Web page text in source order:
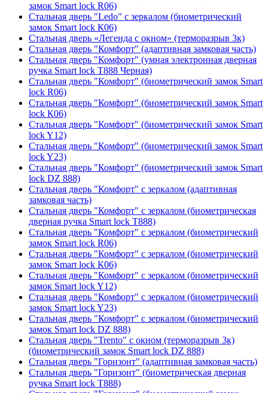
замок Smart lock R06)
Стальная дверь "Ledo" с зеркалом (биометрический
замок Smart lock К06)
Стальная дверь «Легенда с окном» (терморазрыв 3к)
Стальная дверь "Комфорт" (адаптивная замковая часть)
Стальная дверь "Комфорт" (умная электронная дверная
ручка Smart lock T888 Черная)
Стальная дверь "Комфорт" (биометрический замок Smart
lock R06)
Стальная дверь "Комфорт" (биометрический замок Smart
lock К06)
Стальная дверь "Комфорт" (биометрический замок Smart
lock Y12)
Стальная дверь "Комфорт" (биометрический замок Smart
lock Y23)
Стальная дверь "Комфорт" (биометрический замок Smart
lock DZ 888)
Стальная дверь "Комфорт" с зеркалом (адаптивная
замковая часть)
Стальная дверь "Комфорт" с зеркалом (биометрическая
дверная ручка Smart lock T888)
Стальная дверь "Комфорт" с зеркалом (биометрический
замок Smart lock R06)
Стальная дверь "Комфорт" с зеркалом (биометрический
замок Smart lock К06)
Стальная дверь "Комфорт" с зеркалом (биометрический
замок Smart lock Y12)
Стальная дверь "Комфорт" с зеркалом (биометрический
замок Smart lock Y23)
Стальная дверь "Комфорт" с зеркалом (биометрический
замок Smart lock DZ 888)
Стальная дверь "Trento" с окном (терморазрыв 3к)
(биометрический замок Smart lock DZ 888)
Стальная дверь "Горизонт" (адаптивная замковая часть)
Стальная дверь "Горизонт" (биометрическая дверная
ручка Smart lock T888)